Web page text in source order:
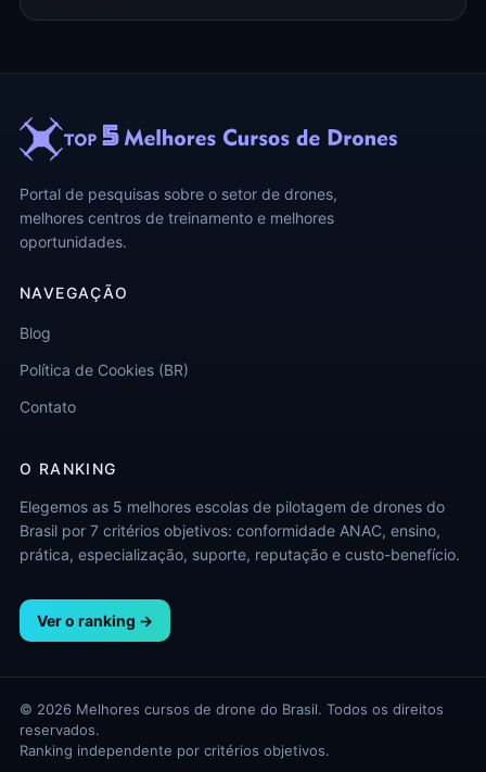
Portal de pesquisas sobre o setor de drones,
melhores centros de treinamento e melhores
oportunidades.
NAVEGAÇÃO
Blog
Política de Cookies (BR)
Contato
O RANKING
Elegemos as 5 melhores escolas de pilotagem de drones do
Brasil por 7 critérios objetivos: conformidade ANAC, ensino,
prática, especialização, suporte, reputação e custo-benefício.
Ver o ranking →
© 2026 Melhores cursos de drone do Brasil. Todos os direitos
reservados.
Ranking independente por critérios objetivos.